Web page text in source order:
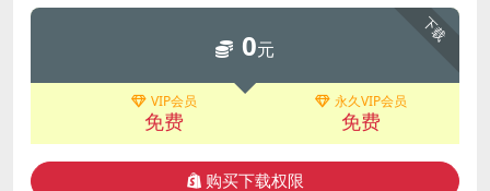
下载
0元
VIP会员
免费
永久VIP会员
免费
购买下载权限